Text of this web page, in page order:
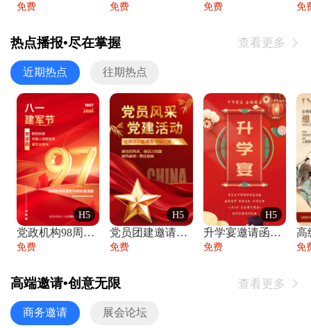
免费 免费 免费 免
热点播报•尽在掌握 查看更多 
近期热点 往期热点
H5
党政机构98周年八一建军节庆祝晚会活动邀
免费
H5
党员团建邀请函党建活动风采党会工作汇报总
免费
H5
升学宴邀请函喜报金榜题名高端谢师宴邀请函
免费 免
高端邀请•创意无限 查看更多 
商务邀请 展会论坛